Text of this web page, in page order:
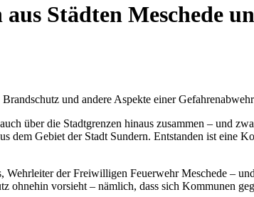
Städten Meschede
und andere Aspekte einer
über die Stadtgrenzen hinaus zusammen – und
Gebiet der Stadt Sundern. Entstanden ist eine
der Freiwilligen Feuerwehr Meschede –
ohnehin vorsieht – nämlich, dass sich Kommunen